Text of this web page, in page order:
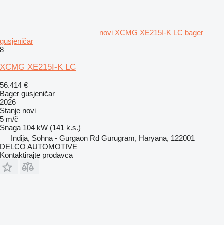
novi XCMG XE215I-K LC bager
gusjeničar
8
XCMG XE215I-K LC
56.414 €
Bager gusjeničar
2026
Stanje novi
5 m/č
Snaga 104 kW (141 k.s.)
Indija, Sohna - Gurgaon Rd Gurugram, Haryana, 122001
DELCO AUTOMOTIVE
Kontaktirajte prodavca